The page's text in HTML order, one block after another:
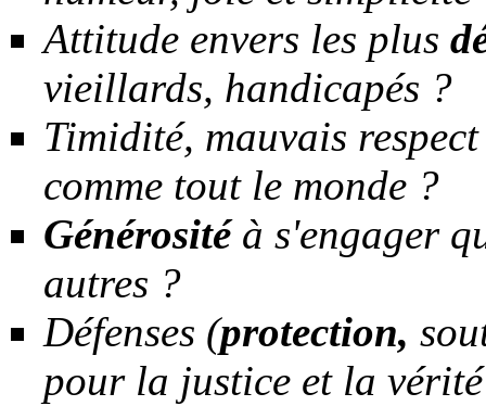
Attitude envers les plus
vieillards, handicapés ?
Timidité, mauvais
comme tout le monde ?
Générositéà s'engager
autres ?
Défenses (protection,
pour la justice et la